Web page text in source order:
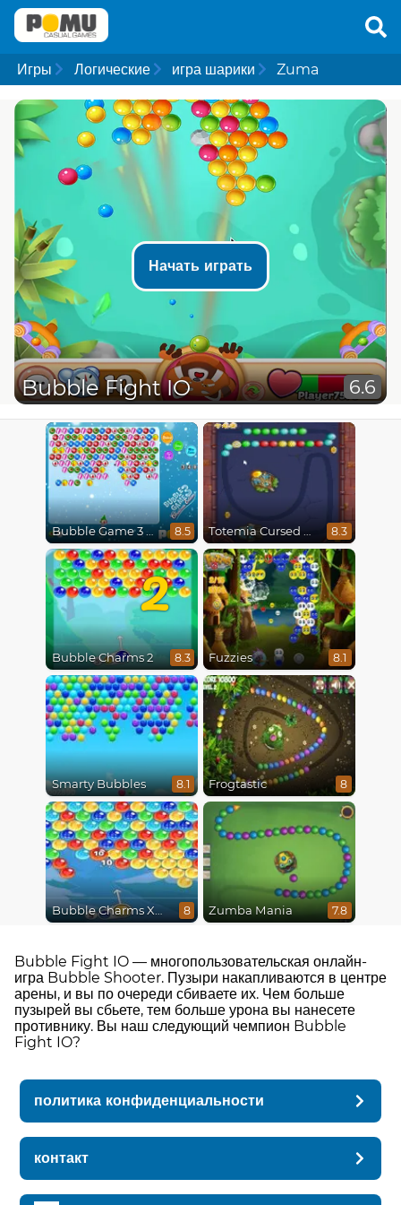
Игры Логические игра шарики Zuma
Начать играть
Bubble Fight IO 6.6
Bubble Game 3 Christmas 8.5 Totemia Cursed Marbles 8.3
2
Bubble Charms 2 8.3 Fuzzies 8.1
Smarty Bubbles 8.1 Frogtastic 8
Bubble Charms Xmas 8 Zumba Mania 7.8
Bubble Fight IO — многопользовательская онлайн-
игра Bubble Shooter. Пузыри накапливаются в центре
арены, и вы по очереди сбиваете их. Чем больше
пузырей вы сбьете, тем больше урона вы нанесете
противнику. Вы наш следующий чемпион Bubble
Fight IO?
политика конфиденциальности
контакт